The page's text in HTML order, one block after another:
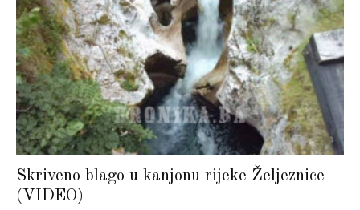
Skriveno blago u kanjonu rijeke Željeznice
(VIDEO)